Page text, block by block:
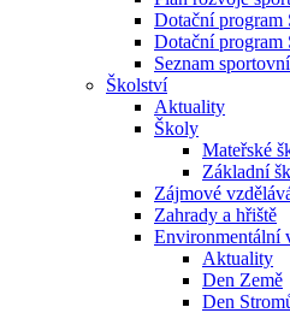
Dotační program
Dotační program
Seznam
Školství
Aktuality
Školy
Mateřské
Základní
Zájmové
Zahrady a hřiště
Environmentální
Aktuality
Den Země
Den